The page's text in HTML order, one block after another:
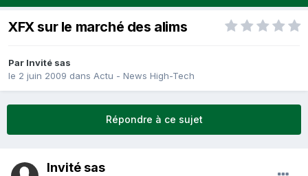
XFX sur le marché des alims
Par Invité sas
le 2 juin 2009 dans Actu - News High-Tech
Répondre à ce sujet
Invité sas